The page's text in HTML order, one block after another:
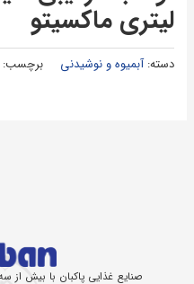
لیتری ماکسیتو
دسته:آبمیوه و نوشیدنی برچسب:
صنایع غذایی پاکبان با بیش از